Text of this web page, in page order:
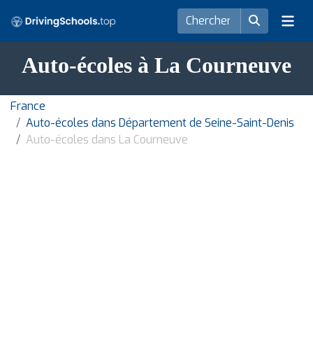
Auto-écoles à La Courneuve
France
Auto-écoles dans Département de Seine-Saint-Denis
Auto-écoles dans La Courneuve